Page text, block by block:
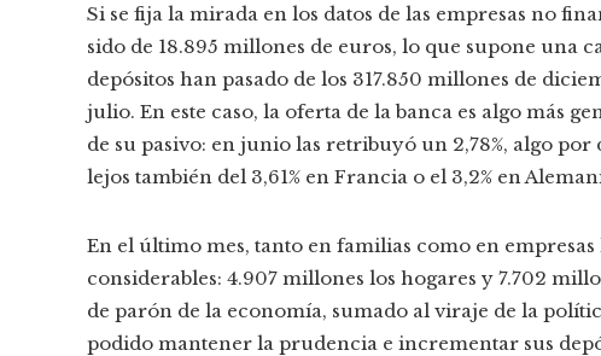
Si se fija la mirada en los datos de las empresas no
sido de 18.895 millones de euros, lo que supone una
depósitos han pasado de los 317.850 millones de
julio. En este caso, la oferta de la banca es algo más
de su pasivo: en junio las retribuyó un 2,78%, algo
lejos también del 3,61% en Francia o el 3,2% en
En el último mes, tanto en familias como en
considerables: 4.907 millones los hogares y 7.702
de parón de la economía, sumado al viraje de la
podido mantener la prudencia e incrementar sus